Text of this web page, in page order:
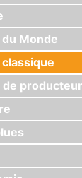
Monde
de